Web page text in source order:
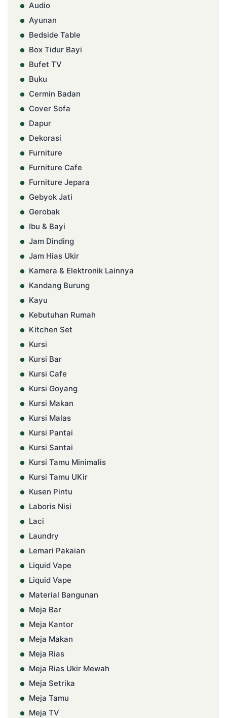
Audio
Ayunan
Bedside Table
Box Tidur Bayi
Bufet TV
Buku
Cermin Badan
Cover Sofa
Dapur
Dekorasi
Furniture
Furniture Cafe
Furniture Jepara
Gebyok Jati
Gerobak
Ibu & Bayi
Jam Dinding
Jam Hias Ukir
Kamera & Elektronik Lainnya
Kandang Burung
Kayu
Kebutuhan Rumah
Kitchen Set
Kursi
Kursi Bar
Kursi Cafe
Kursi Goyang
Kursi Makan
Kursi Malas
Kursi Pantai
Kursi Santai
Kursi Tamu Minimalis
Kursi Tamu UKir
Kusen Pintu
Laboris Nisi
Laci
Laundry
Lemari Pakaian
Liquid Vape
Liquid Vape
Material Bangunan
Meja Bar
Meja Kantor
Meja Makan
Meja Rias
Meja Rias Ukir Mewah
Meja Setrika
Meja Tamu
Meja TV